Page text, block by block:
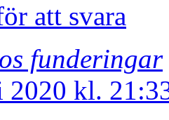
att svara
funderingar
2020 kl.